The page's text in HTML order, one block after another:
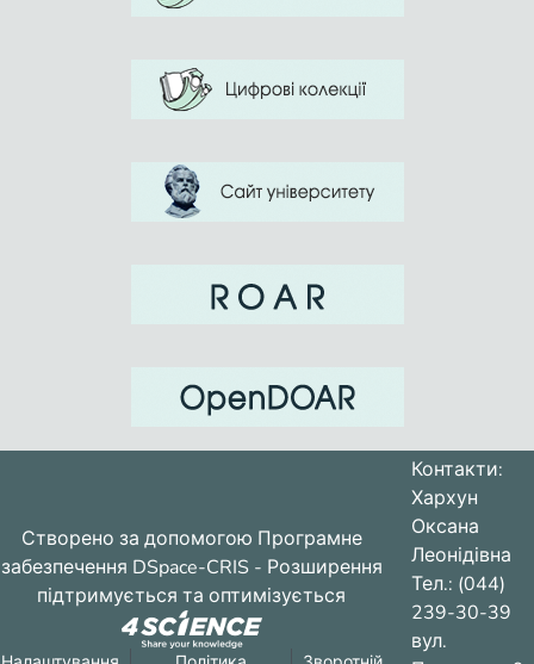
Створено за допомогою Програмне
забезпечення DSpace-CRIS - Розширення
підтримується та оптимізується
Контакти:
Хархун
Оксана
Леонідівна
Тел.: (044)
239-30-39
вул.